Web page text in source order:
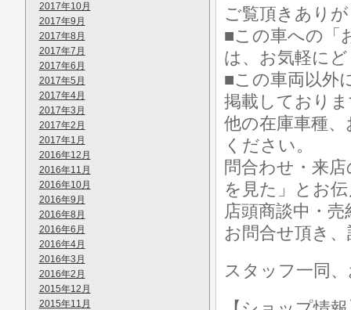
2017年10月
2017年9月
2017年8月
2017年7月
2017年6月
2017年5月
2017年4月
2017年3月
2017年2月
2017年1月
2016年12月
2016年11月
2016年10月
2016年9月
2016年8月
2016年6月
2016年4月
2016年3月
2016年2月
2015年12月
2015年11月
ご覧頂きあり
■この車への「
は、お気軽に
■この車両以外
掲載しており
他の在庫車種
ください。
問合わせ・来
を見た」とお
店頭商談中・
お問合せ頂き
スタッフ一同